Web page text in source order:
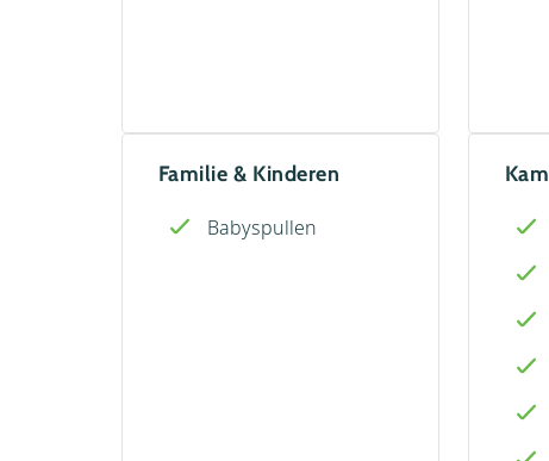
Familie & Kinderen
Babyspullen